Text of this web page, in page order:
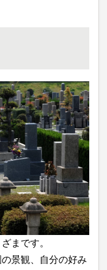
まです。
景観、自分の好み